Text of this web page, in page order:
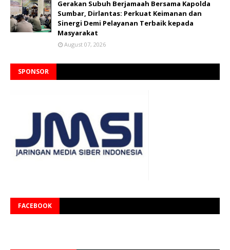
Gerakan Subuh Berjamaah Bersama Kapolda
Sumbar, Dirlantas: Perkuat Keimanan dan
Sinergi Demi Pelayanan Terbaik kepada
Masyarakat
August 07, 2026
SPONSOR
FACEBOOK